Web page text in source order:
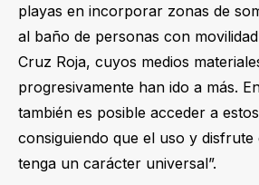
playas en incorporar zonas de
al baño de personas con
Cruz Roja, cuyos medios
progresivamente han ido a más.
también es posible acceder a
consiguiendo que el uso y disfrute
tenga un carácter universal”.